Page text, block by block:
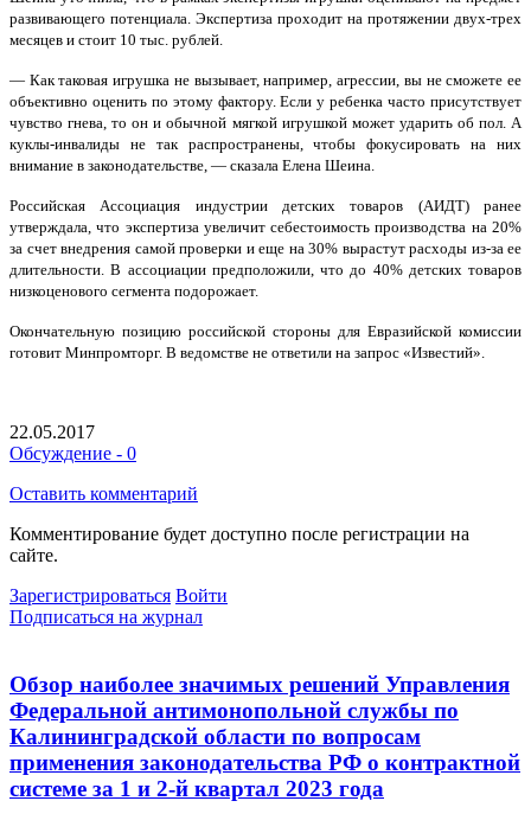
развивающего потенциала. Экспертиза проходит на протяжении двух-трех
месяцев и стоит 10 тыс. рублей.
— Как таковая игрушка не вызывает, например, агрессии, вы не сможете ее
объективно оценить по этому фактору. Если у ребенка часто присутствует
чувство гнева, то он и обычной мягкой игрушкой может ударить об пол. А
куклы-инвалиды не так распространены, чтобы фокусировать на них
внимание в законодательстве, — сказала Елена Шеина.
Российская Ассоциация индустрии детских товаров (АИДТ) ранее
утверждала, что экспертиза увеличит себестоимость производства на 20%
за счет внедрения самой проверки и еще на 30% вырастут расходы из-за ее
длительности. В ассоциации предположили, что до 40% детских товаров
низкоценового сегмента подорожает.
Окончательную позицию российской стороны для Евразийской комиссии
готовит Минпромторг. В ведомстве не ответили на запрос «Известий».
22.05.2017
Обсуждение - 0
Оставить комментарий
Комментирование будет доступно после регистрации на
сайте.
Зарегистрироваться Войти
Подписаться на журнал
Обзор наиболее значимых решений Управления
Федеральной антимонопольной службы по
Калининградской области по вопросам
применения законодательства РФ о контрактной
системе за 1 и 2-й квартал 2023 года